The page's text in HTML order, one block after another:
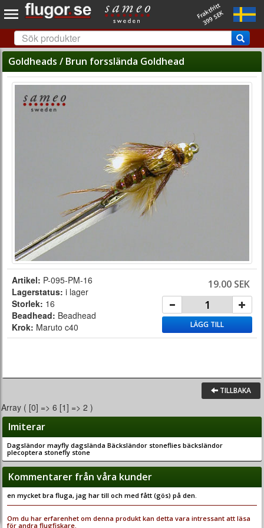
Fraktfritt
399 SEK
Goldheads / Brun forsslända Goldhead
Artikel: P-095-PM-16
Lagerstatus: i lager
Storlek: 16
Beadhead: Beadhead
Krok: Maruto c40
19.00 SEK
LÄGG TILL
TILLBAKA
Array ( [0] => 6 [1] => 2 )
Imiterar
Dagsländor mayfly dagslända Bäcksländor stoneflies bäcksländor
plecoptera stonefly stone
Kommentarer från våra kunder
en mycket bra fluga, jag har till och med fått (gös) på den.
Om du har erfarenhet om denna produkt kan detta vara intressant att läsa
för andra flugfiskare.